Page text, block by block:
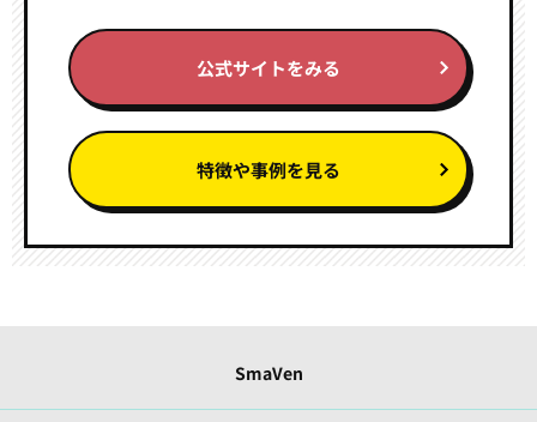
公式サイトをみる
特徴や事例を見る
SmaVen